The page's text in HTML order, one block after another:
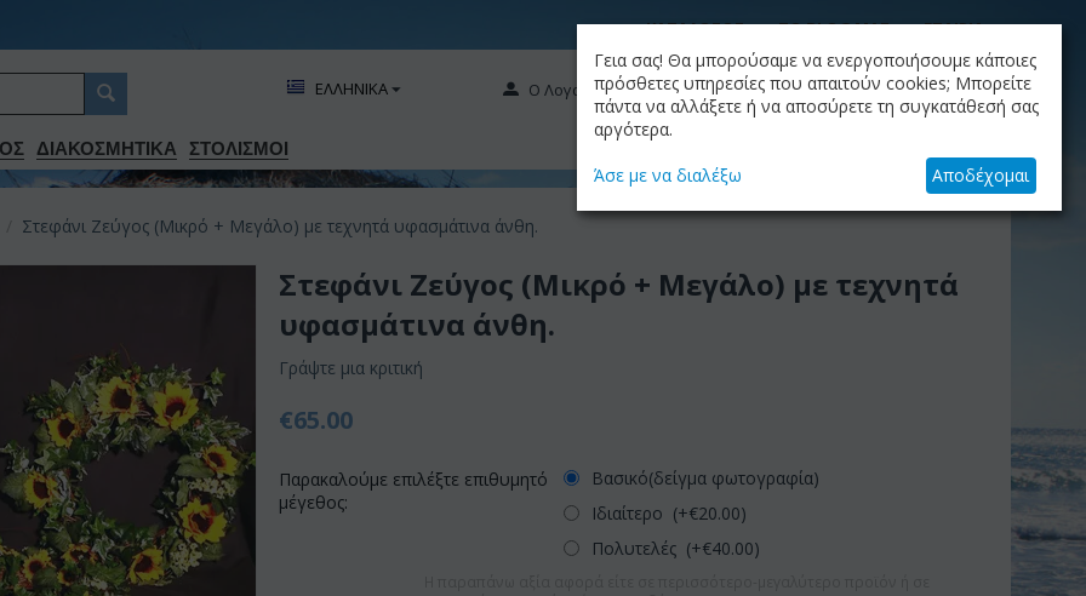
ΚΑΤΑΛΟΓΟΣ ΤΟ BLOG ΜΑΣ ΕΤΑΙΡΙΑ
ΔΙΑΚΟΣΜΗΤΙΚA ΣΤΟΛΙΣΜΟΙ
Ο Λογαριασμός μου
ΕΛΛΗΝΙΚΑ
+30.210.9319884
ΚΑΛΆΘΙ
Το καλάθι είναι άδειο
Στεφάνι Ζεύγος (Μικρό + Μεγάλο) με τεχνητά υφασμάτινα άνθη.
Στεφάνι Ζεύγος (Μικρό + Μεγάλο) με τεχνητά
υφασμάτινα άνθη.
Γράψτε μια κριτική
€65.00
Παρακαλούμε επιλέξτε επιθυμητό
μέγεθος:
Βασικό(δείγμα φωτογραφία)
Ιδιαίτερο (+€20.00)
Πολυτελές (+€40.00)
Γεια σας! Θα μπορούσαμε να ενεργοποιήσουμε κάποιες
πρόσθετες υπηρεσίες που απαιτούν cookies; Μπορείτε
πάντα να αλλάξετε ή να αποσύρετε τη συγκατάθεσή σας
αργότερα.
Άσε με να διαλέξω Αποδέχομαι